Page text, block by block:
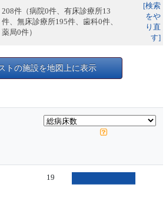
208件（病院0件、有床診療所13
件、無床診療所195件、歯科0件、
薬局0件）
[検索
をや
り直
す]
トの施設を地図上に表示
19